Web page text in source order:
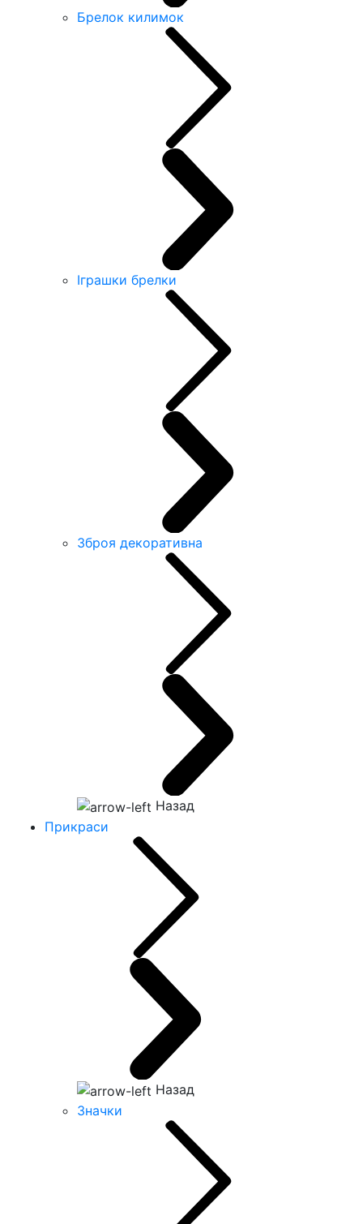
Брелок килимок
Іграшки брелки
Зброя декоративна
Назад
Прикраси
Назад
Значки